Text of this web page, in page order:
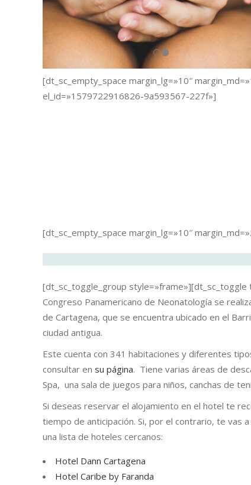
[dt_sc_empty_space margin_lg=»10″
el_id=»1579722916826-9a593567-227f»]
[dt_sc_empty_space margin_lg=»10″
[dt_sc_toggle_group style=»frame»][dt_sc_toggle
Congreso Panamericano de Neonatología se
de Cartagena, que se encuentra ubicado en el
ciudad antigua.
Este cuenta con 341 habitaciones y diferentes
consultar en su página. Tiene varias áreas de
Spa, una sala de juegos para niños, canchas de
Si deseas reservar el alojamiento en el hotel te
tiempo de anticipación. Si, por el contrario, te vas
una lista de hoteles cercanos:
Hotel Dann Cartagena
Hotel Caribe by Faranda